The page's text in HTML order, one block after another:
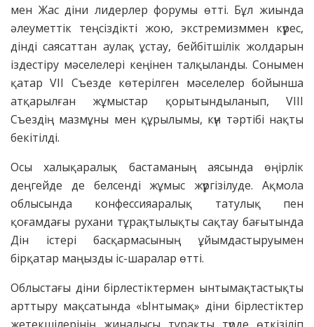
мен Жас діни лидерлер форумы өтті. Бұл жиында
әлеуметтік теңсіздікті жою, экстремизммен күрес,
дінді саясаттан аулақ ұстау, бейбітшілік жолдарын
іздестіру мәселелері кеңінен талқыланды. Сонымен
қатар VIІ Съезде көтерілген мәселелер бойынша
атқарылған жұмыстар қорытындыланып, VIII
Съездің мазмұны мен құрылымы, күн тәртібі нақты
бекітілді.
Осы халықаралық бастаманың аясында өңірлік
деңгейде де белсенді жұмыс жүргізілуде. Ақмола
облысында конфессияаралық татулық пен
қоғамдағы рухани тұрақтылықты сақтау бағытында
Дін істері басқармасының ұйымдастыруымен
бірқатар маңызды іс-шаралар өтті.
Облыстағы діни бірлестіктермен ынтымақтастықты
арттыру мақсатында «Ынтымақ» діни бірлестіктер